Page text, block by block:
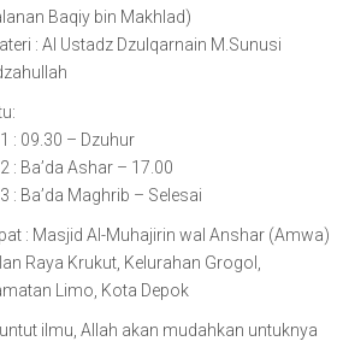
Baqiy bin Makhlad)
: Al Ustadz Dzulqarnain M.Sunusi
: 09.30 – Dzuhur
: Ba’da Ashar – 17.00
: Ba’da Maghrib – Selesai
: Masjid Al-Muhajirin wal Anshar (Amwa)
Raya Krukut, Kelurahan Grogol,
Limo, Kota Depok
ilmu, Allah akan mudahkan untuknya